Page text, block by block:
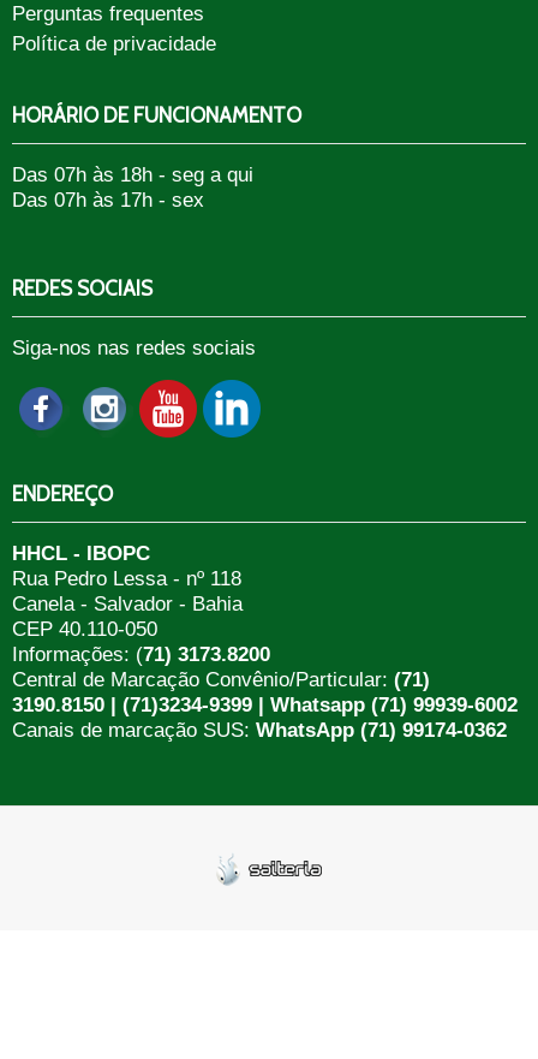
Perguntas frequentes
Política de privacidade
HORÁRIO DE FUNCIONAMENTO
Das 07h às 18h - seg a qui
Das 07h às 17h - sex
REDES SOCIAIS
Siga-nos nas redes sociais
ENDEREÇO
HHCL - IBOPC
Rua Pedro Lessa - nº 118
Canela - Salvador - Bahia
CEP 40.110-050
Informações: (71) 3173.8200
Central de Marcação Convênio/Particular: (71)
3190.8150 | (71)3234-9399 | Whatsapp (71) 99939-6002
Canais de marcação SUS: WhatsApp (71) 99174-0362